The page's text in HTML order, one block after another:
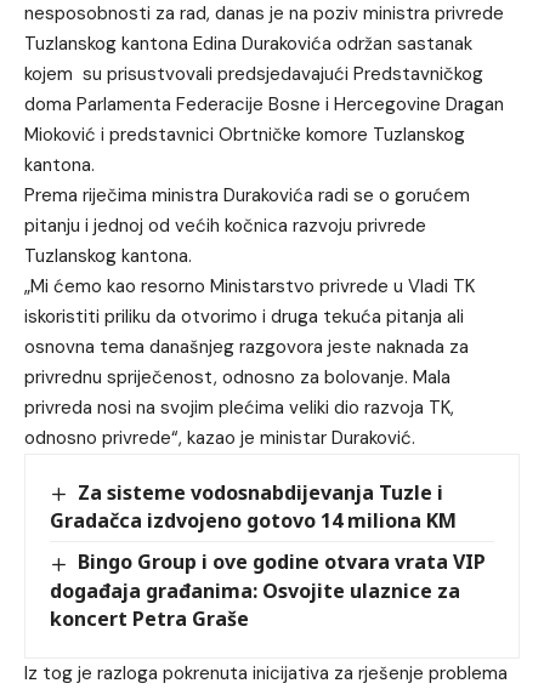
nesposobnosti za rad, danas je na poziv ministra privrede
Tuzlanskog kantona Edina Durakovića održan sastanak
kojem su prisustvovali predsjedavajući Predstavničkog
doma Parlamenta Federacije Bosne i Hercegovine Dragan
Mioković i predstavnici Obrtničke komore Tuzlanskog
kantona.
Prema riječima ministra Durakovića radi se o gorućem
pitanju i jednoj od većih kočnica razvoju privrede
Tuzlanskog kantona.
„Mi ćemo kao resorno Ministarstvo privrede u Vladi TK
iskoristiti priliku da otvorimo i druga tekuća pitanja ali
osnovna tema današnjeg razgovora jeste naknada za
privrednu spriječenost, odnosno za bolovanje. Mala
privreda nosi na svojim plećima veliki dio razvoja TK,
odnosno privrede“, kazao je ministar Duraković.
Za sisteme vodosnabdijevanja Tuzle i
Gradačca izdvojeno gotovo 14 miliona KM
Bingo Group i ove godine otvara vrata VIP
događaja građanima: Osvojite ulaznice za
koncert Petra Graše
Iz tog je razloga pokrenuta inicijativa za rješenje problema